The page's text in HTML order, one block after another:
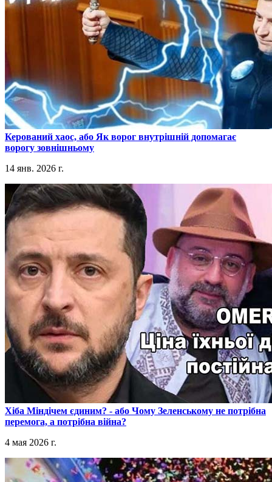
​Керований хаос, або Як ворог внутрішній допомагає
ворогу зовнішньому
14 янв. 2026 г.
​Хіба Міндічем єдиним? - або Чому Зеленському не потрібна
перемога, а потрібна війна?
4 мая 2026 г.